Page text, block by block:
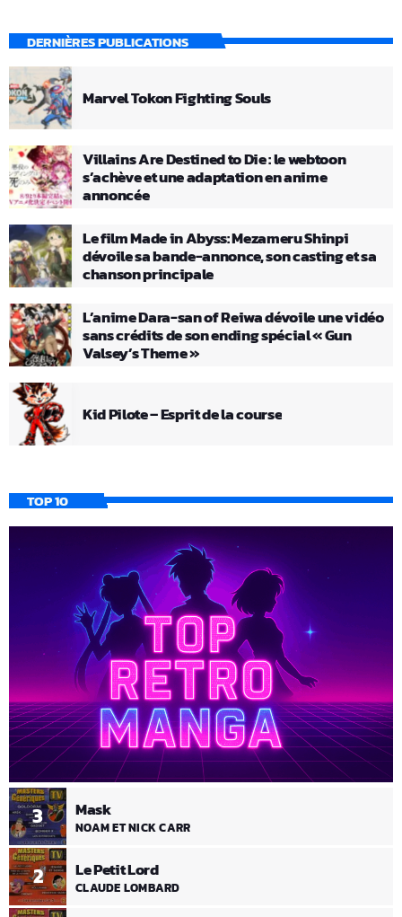
DERNIÈRES PUBLICATIONS
Marvel Tokon Fighting Souls
Villains Are Destined to Die : le webtoon
s’achève et une adaptation en anime
annoncée
Le film Made in Abyss: Mezameru Shinpi
dévoile sa bande-annonce, son casting et sa
chanson principale
L’anime Dara-san of Reiwa dévoile une vidéo
sans crédits de son ending spécial « Gun
Valsey’s Theme »
Kid Pilote – Esprit de la course
TOP 10
2 Le Petit Lord
CLAUDE LOMBARD
3 Mask
NOAM ET NICK CARR